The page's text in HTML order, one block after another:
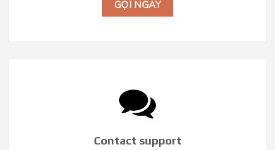
GỌI NGAY
Contact support